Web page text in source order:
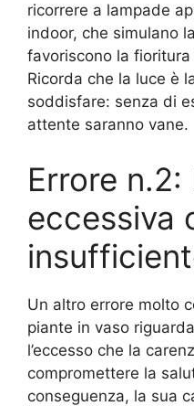
ricorrere a lampade
indoor, che simulano
favoriscono la
Ricorda che la luce è
soddisfare: senza di
attente saranno vane.
Errore
eccessiva
Un altro errore molto
piante in vaso
l’eccesso che la
compromettere la
conseguenza, la sua